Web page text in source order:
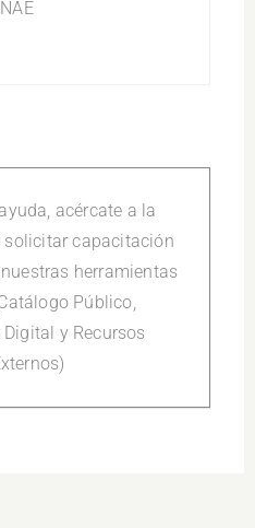
acércate a la
solicitar capacitación
herramientas
Público,
y Recursos